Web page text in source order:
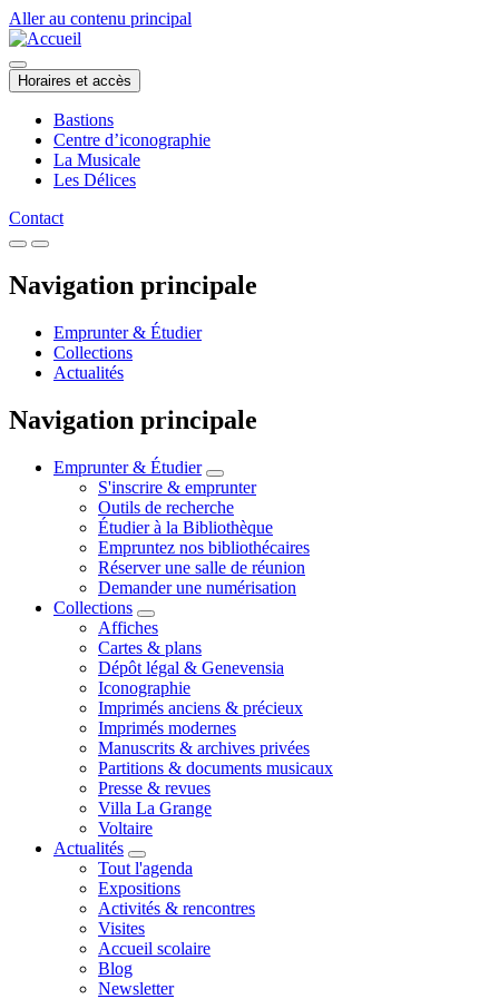
Aller au contenu principal
Horaires et accès
Bastions
Centre d’iconographie
La Musicale
Les Délices
Contact
Navigation principale
Emprunter & Étudier
Collections
Actualités
Navigation principale
Emprunter & Étudier
S'inscrire & emprunter
Outils de recherche
Étudier à la Bibliothèque
Empruntez nos bibliothécaires
Réserver une salle de réunion
Demander une numérisation
Collections
Affiches
Cartes & plans
Dépôt légal & Genevensia
Iconographie
Imprimés anciens & précieux
Imprimés modernes
Manuscrits & archives privées
Partitions & documents musicaux
Presse & revues
Villa La Grange
Voltaire
Actualités
Tout l'agenda
Expositions
Activités & rencontres
Visites
Accueil scolaire
Blog
Newsletter